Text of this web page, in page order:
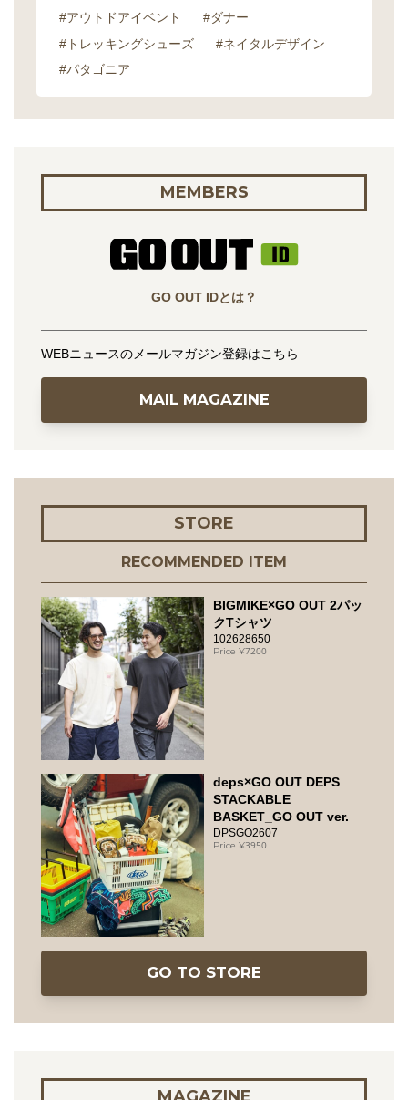
#アウトドアイベント
#ダナー
#トレッキングシューズ
#ネイタルデザイン
#パタゴニア
MEMBERS
GO OUT IDとは？
WEBニュースのメールマガジン登録はこちら
MAIL MAGAZINE
STORE
RECOMMENDED ITEM
BIGMIKE×GO OUT 2パッ
クTシャツ
102628650
7200
deps×GO OUT DEPS
STACKABLE
BASKET_GO OUT ver.
DPSGO2607
3950
GO TO STORE